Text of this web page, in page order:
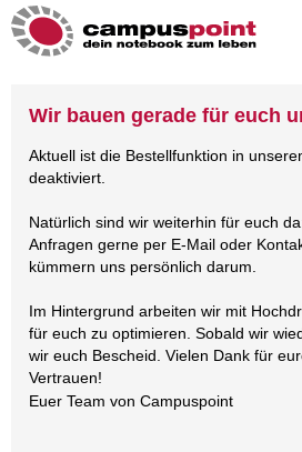
Wir bauen gerade für euch
Aktuell ist die Bestellfunktion in
deaktiviert.
Natürlich sind wir weiterhin für euch
Anfragen gerne per E-Mail oder
kümmern uns persönlich darum.
Im Hintergrund arbeiten wir mit
für euch zu optimieren. Sobald wir
wir euch Bescheid. Vielen Dank für
Vertrauen!
Euer Team von Campuspoint